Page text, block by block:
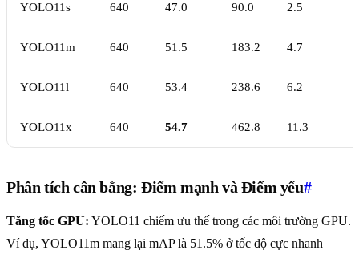
YOLO11s 640 47.0 90.0 2.5
YOLO11m 640 51.5 183.2 4.7
YOLO11l 640 53.4 238.6 6.2
YOLO11x 640 54.7 462.8 11.3
Phân tích cân bằng: Điểm mạnh và Điểm yếu#
Tăng tốc GPU: YOLO11 chiếm ưu thế trong các môi trường GPU.
Ví dụ, YOLO11m mang lại mAP là 51.5% ở tốc độ cực nhanh